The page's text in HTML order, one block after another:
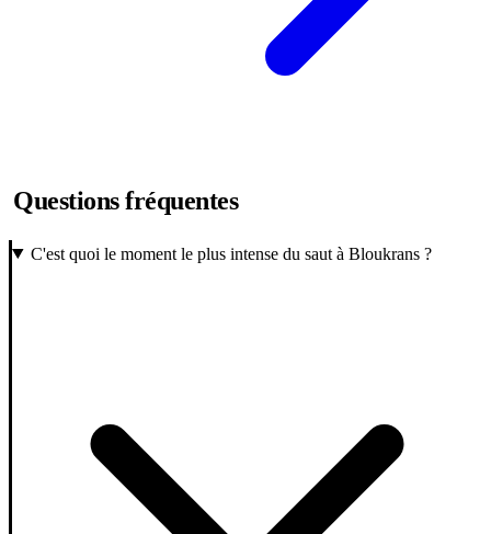
Questions fréquentes
C'est quoi le moment le plus intense du saut à Bloukrans ?